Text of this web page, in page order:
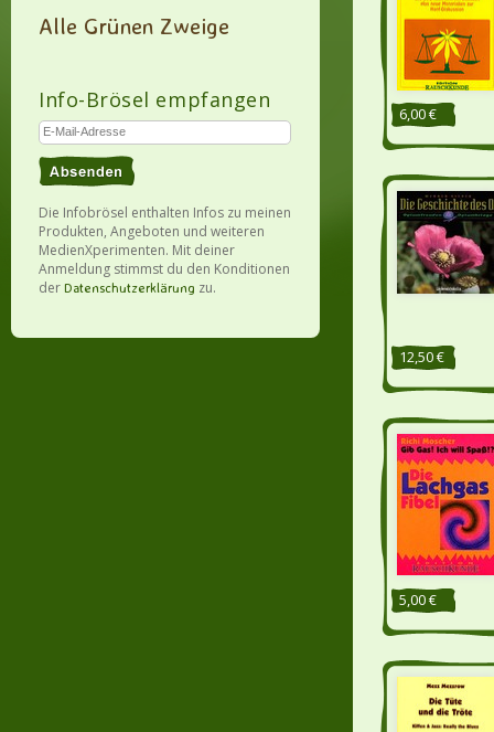
Alle Grünen Zweige
Info-Brösel empfangen
Die Infobrösel enthalten Infos zu meinen
Produkten, Angeboten und weiteren
MedienXperimenten. Mit deiner
Anmeldung stimmst du den Konditionen
der Datenschutzerklärung zu.
6,00 €
12,50 €
5,00 €